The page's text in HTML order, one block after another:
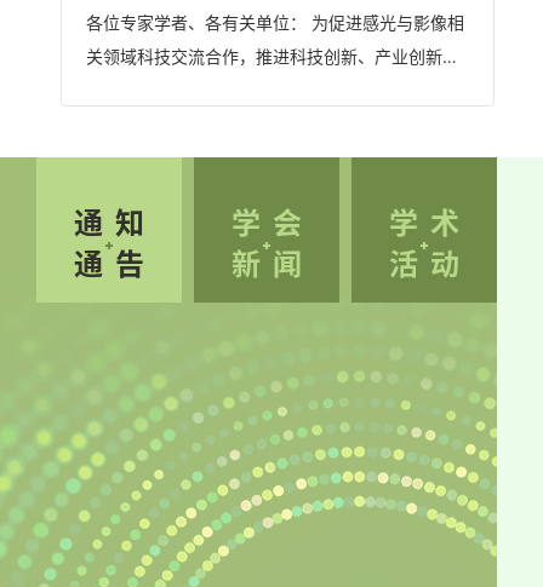
各位专家学者、各有关单位： 为促进感光与影像相
关领域科技交流合作，推进科技创新、产业创新及
厦门组织举办“中国感光学会第三十三届科技年
能源、环境、化工、健康医疗和微电子等交叉领域
的科技工作者，以“光启新视界 科创向未来”为主
深度融合的综合交流平台。 本届年会采用大会特邀
报告、分会主题报告、分会邀请报告、口头报告和
墙报等形式展开交流，面向科技工作者征集科技论
文。各个分会场还将评选优秀口头报告及优秀墙
报，欢迎投稿参会。 年会同期将举办新技术、新材
料、新产品及新装备展览展示，诚邀高等院校、科
研院所及企事业单位的支持和积极参与。 一、主办
通知
通告
学会
新闻
学术
活动